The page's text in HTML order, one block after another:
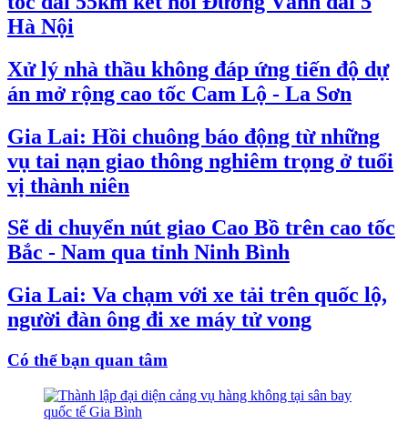
Hà Nội
Xử lý nhà thầu không đáp ứng tiến độ dự
án mở rộng cao tốc Cam Lộ - La Sơn
Gia Lai: Hồi chuông báo động từ những
vụ tai nạn giao thông nghiêm trọng ở tuổi
vị thành niên
Sẽ di chuyển nút giao Cao Bồ trên cao tốc
Bắc - Nam qua tỉnh Ninh Bình
Gia Lai: Va chạm với xe tải trên quốc lộ,
người đàn ông đi xe máy tử vong
Có thể bạn quan tâm